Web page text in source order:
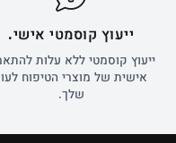
ייעוץ קוסמטי אישי.
ייעוץ קוסמטי ללא עלות
אישית של מוצרי הטיפוח
שלך.